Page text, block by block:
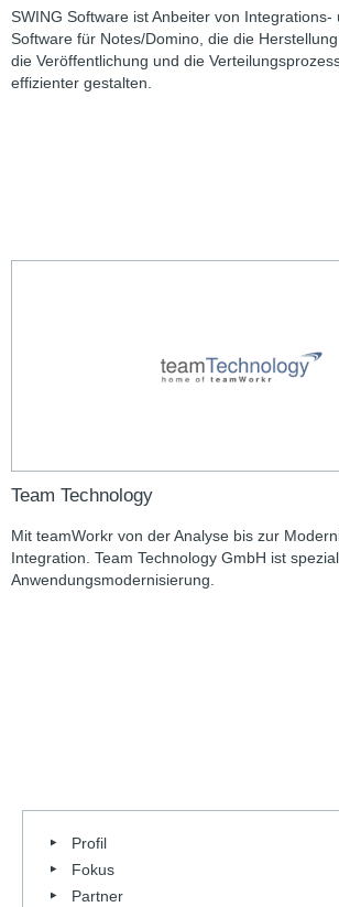
SWING Software ist Anbeiter von Integrations-
Software für Notes/Domino, die die
die Veröffentlichung und die
effizienter gestalten.
Team Technology
Mit teamWorkr von der Analyse bis zur
Integration. Team Technology GmbH ist
Anwendungsmodernisierung.
Profil
Fokus
Partner